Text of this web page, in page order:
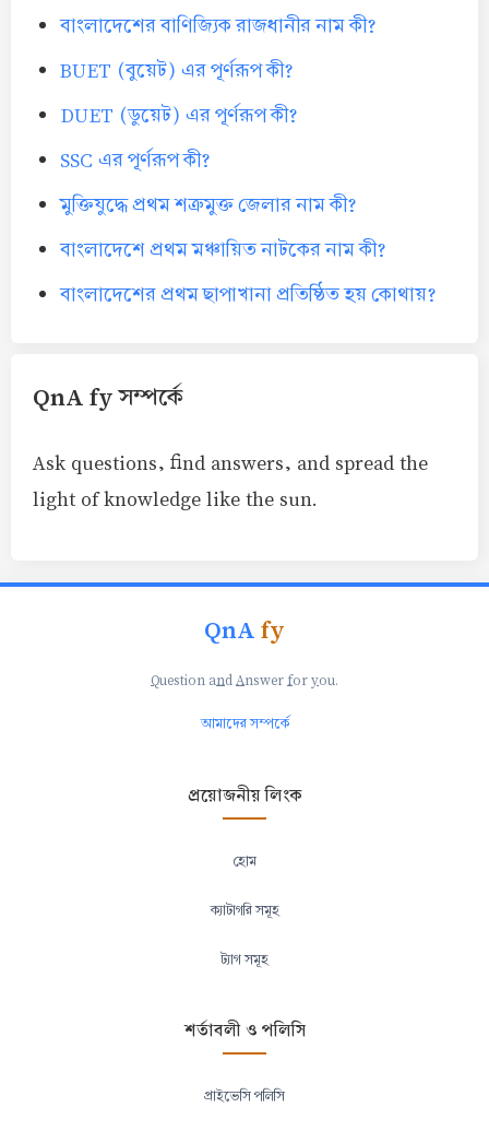
বাংলাদেশের বাণিজ্যিক রাজধানীর নাম কী?
BUET (বুয়েট) এর পূর্ণরূপ কী?
DUET (ডুয়েট) এর পূর্ণরূপ কী?
SSC এর পূর্ণরূপ কী?
মুক্তিযুদ্ধে প্রথম শত্রুমুক্ত জেলার নাম কী?
বাংলাদেশে প্রথম মঞ্চায়িত নাটকের নাম কী?
বাংলাদেশের প্রথম ছাপাখানা প্রতিষ্ঠিত হয় কোথায়?
QnA fy সম্পর্কে
Ask questions, find answers, and spread the
light of knowledge like the sun.
QnAfy
Question andAnswer foryou.
আমাদের সম্পর্কে
প্রয়োজনীয় লিংক
হোম
ক্যাটাগরি সমূহ
ট্যাগ সমূহ
শর্তাবলী ও পলিসি
প্রাইভেসি পলিসি